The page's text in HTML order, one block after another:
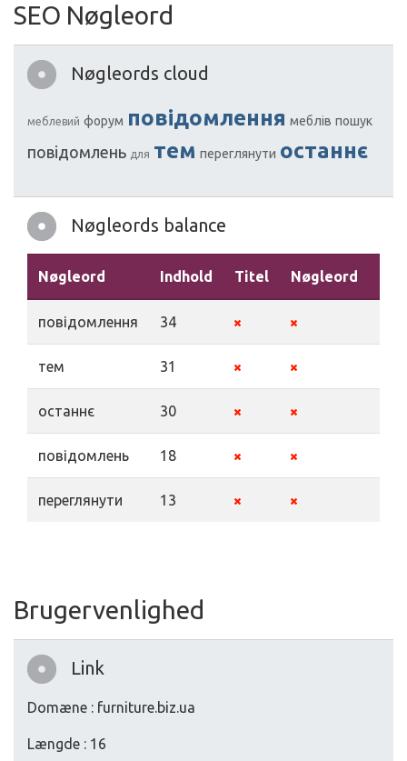
SEO Nøgleord
Nøgleords cloud
меблевий форум повідомлення меблів пошук
повідомлень для тем переглянути останнє
Nøgleords balance
Nøgleord Indhold Titel Nøgleord
повідомлення 34
тем 31
останнє 30
повідомлень 18
переглянути 13
Brugervenlighed
Link
Domæne : furniture.biz.ua
Længde : 16